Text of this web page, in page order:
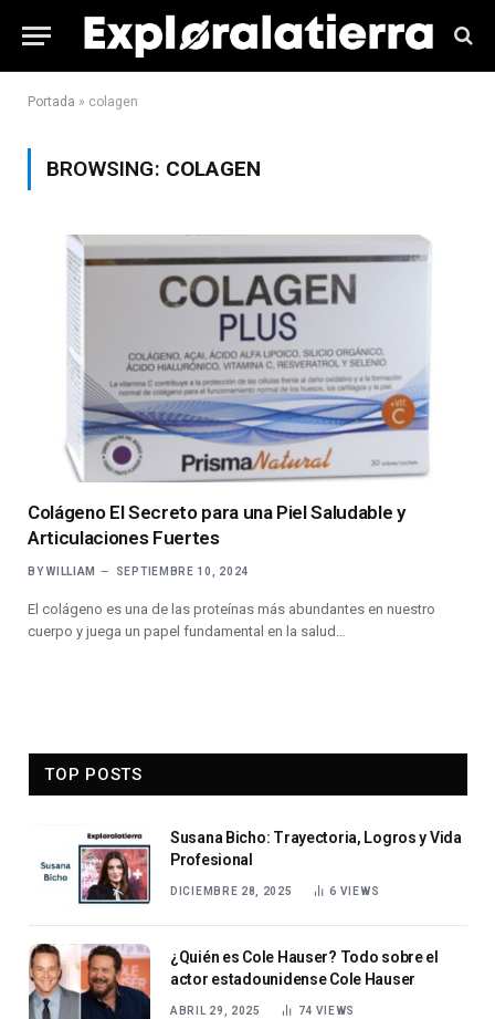
Portada » colagen
BROWSING: COLAGEN
Colágeno El Secreto para una Piel Saludable y
Articulaciones Fuertes
BY WILLIAM SEPTIEMBRE 10, 2024
El colágeno es una de las proteínas más abundantes en nuestro
cuerpo y juega un papel fundamental en la salud…
TOP POSTS
Susana Bicho: Trayectoria, Logros y Vida
Profesional
DICIEMBRE 28, 2025 6 VIEWS
¿Quién es Cole Hauser? Todo sobre el
actor estadounidense Cole Hauser
ABRIL 29, 2025 74 VIEWS